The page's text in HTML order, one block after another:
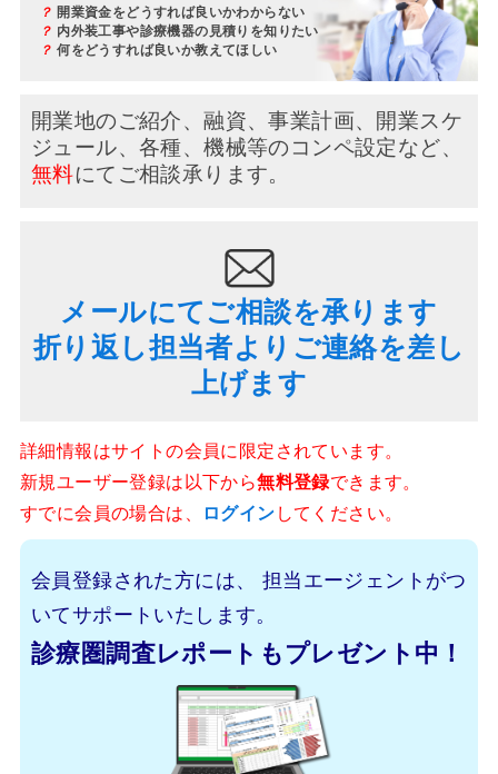
？開業資金をどうすれば良いかわからない
？ 内外装工事や診療機器の見積りを知りたい
？何をどうすれば良いか教えてほしい
開業地のご紹介、融資、事業計画、開業スケ
ジュール、 各種、機械等のコンペ設定など、
無料にてご相談承ります。
メールにてご相談を承ります
折り返し担当者よりご連絡を差し
上げます
詳細情報はサイトの会員に限定されています。
新規ユーザー登録は以下から無料登録できます。
すでに会員の場合は、
ログインしてください。
会員登録された方には、
担当エージェントがつ
いてサポートいたします。
診療圏調査レポートもプレゼント中！